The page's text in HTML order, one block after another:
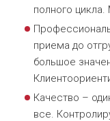
полного
приема до
большое
Качество –
все.